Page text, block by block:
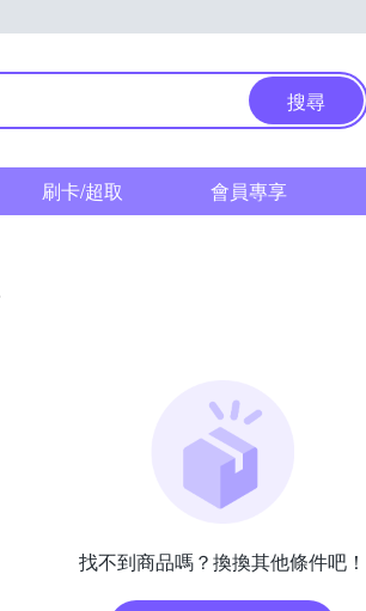
搜尋
刷卡/超取 會員專享
找不到商品嗎？換換其他條件吧！